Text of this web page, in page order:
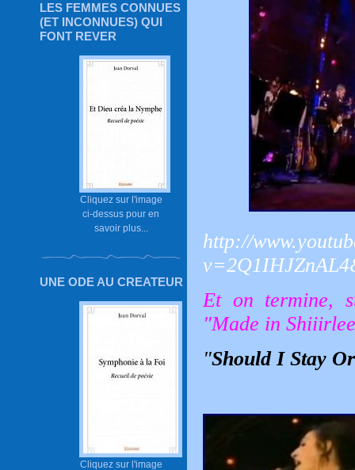
LES FEMMES CONNUES
(ET INCONNUES) QUI
FONT REVER
Cliquez sur l'image
ci-dessus pour en
savoir plus...
UNE ODE AU CREATEUR
Cliquez sur l'image
http://
Et on termine,
"Made in
"Should I Stay